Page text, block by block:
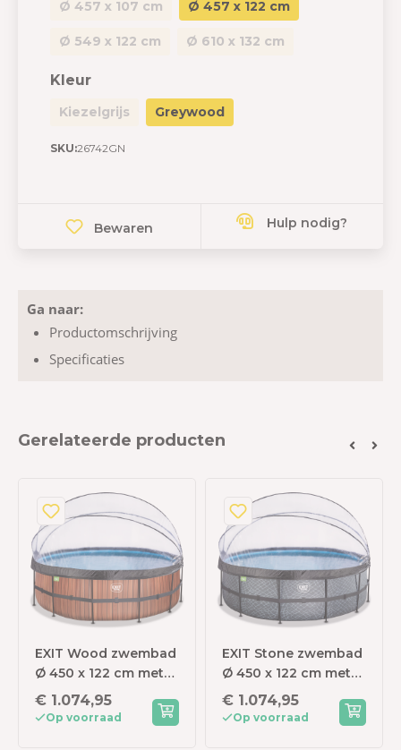
Ø 457 x 107 cm Ø 457 x 122 cm
Ø 549 x 122 cm Ø 610 x 132 cm
Kleur
Kiezelgrijs Greywood
SKU:26742GN
Bewaren Hulp nodig?
Ga naar:
Productomschrijving
Specificaties
Gerelateerde producten
EXIT Wood zwembad
Ø 450 x 122 cm met
zandfilterpomp en
overkapping
€ 1.074,95
Op voorraad
EXIT Stone zwembad
Ø 450 x 122 cm met
zandfilterpomp en
overkapping
€ 1.074,95
Op voorraad